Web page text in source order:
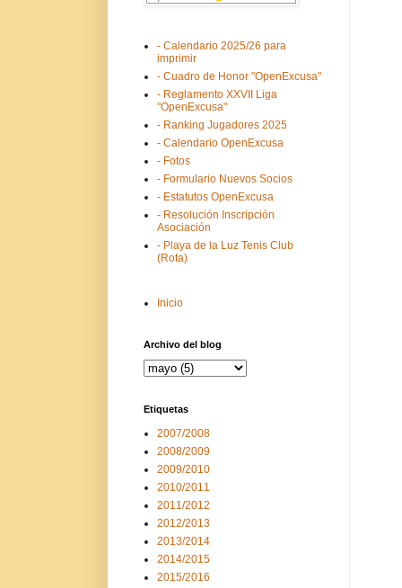
- Calendario 2025/26 para
imprimir
- Cuadro de Honor "OpenExcusa"
- Reglamento XXVII Liga
"OpenExcusa"
- Ranking Jugadores 2025
- Calendario OpenExcusa
- Fotos
- Formulario Nuevos Socios
- Estatutos OpenExcusa
- Resolución Inscripción
Asociación
- Playa de la Luz Tenis Club
(Rota)
Inicio
Archivo del blog
Etiquetas
2007/2008
2008/2009
2009/2010
2010/2011
2011/2012
2012/2013
2013/2014
2014/2015
2015/2016